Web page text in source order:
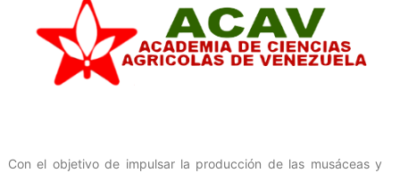
Con el objetivo de impulsar la producción de las musáceas y